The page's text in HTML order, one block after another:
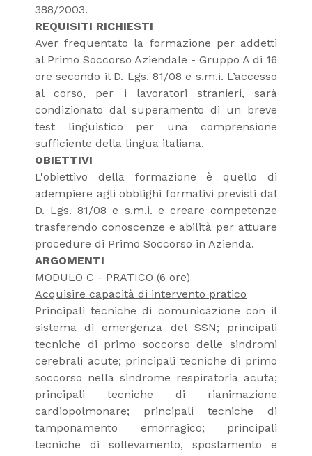
388/2003.
REQUISITI RICHIESTI
Aver frequentato la formazione per addetti
al Primo Soccorso Aziendale - Gruppo A di 16
ore secondo il D. Lgs. 81/08 e s.m.i. L’accesso
al corso, per i lavoratori stranieri, sarà
condizionato dal superamento di un breve
test linguistico per una comprensione
sufficiente della lingua italiana.
OBIETTIVI
L'obiettivo della formazione è quello di
adempiere agli obblighi formativi previsti dal
D. Lgs. 81/08 e s.m.i. e creare competenze
trasferendo conoscenze e abilità per attuare
procedure di Primo Soccorso in Azienda.
ARGOMENTI
MODULO C - PRATICO (6 ore)
Acquisire capacità di intervento pratico
Principali tecniche di comunicazione con il
sistema di emergenza del SSN; principali
tecniche di primo soccorso delle sindromi
cerebrali acute; principali tecniche di primo
soccorso nella sindrome respiratoria acuta;
principali tecniche di rianimazione
cardiopolmonare; principali tecniche di
tamponamento emorragico; principali
tecniche di sollevamento, spostamento e